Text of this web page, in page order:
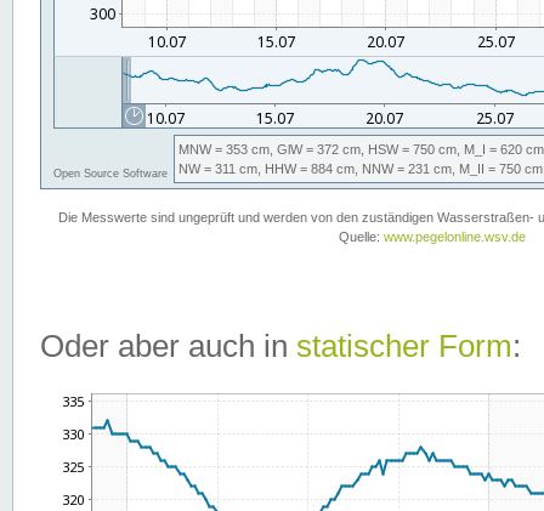
Oder aber auch in statischer Form: